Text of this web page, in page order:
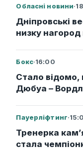
Обласні новини·
Дніпровські
низку нагород
Бокс·16:00
Стало
Дюбуа –
Пауерліфтинг·
Тренерка
стала